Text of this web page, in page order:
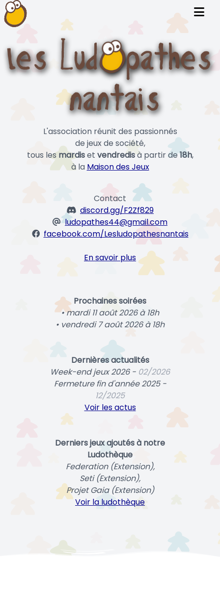
L'association réunit des passionnés
de jeux de société,
tous lesmardiset vendredisà partir de18h,
à la Maison des Jeux
Contact
discord.gg/F2Zf829
ludopathes44@gmail.com
facebook.com/Lesludopathesnantais
En savoir plus
Prochaines soirées
• mardi 11 août 2026 à 18h
• vendredi 7 août 2026 à 18h
Dernières actualités
Week-end jeux 2026 - 02/2026
Fermeture fin d'année 2025 -
12/2025
Voir les actus
Derniers jeux ajoutés à notre
Ludothèque
Federation (Extension),
Seti (Extension),
Projet Gaia (Extension)
Voir la ludothèque